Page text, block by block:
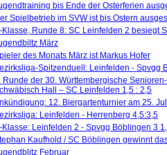
bis Ende der Osterferien
Spielbetrieb im SVW ist bis Ostern
Klasse, Runde 8: SC Leinfelden 2 besiegt
März
des Monats März ist Markus Hofer
Spitzenduell: Leinfelden - Spvgg
Runde der 30. Württembergische
Hall – SC Leinfelden 1,5 : 2,5
12. Biergartenturnier am 25.
Leinfelden - Herrenberg 4,5:3,5
Klasse: Leinfelden 2 - Spvgg Böblingen 3
Kaufhold / SC Böblingen gewinnt
Februar